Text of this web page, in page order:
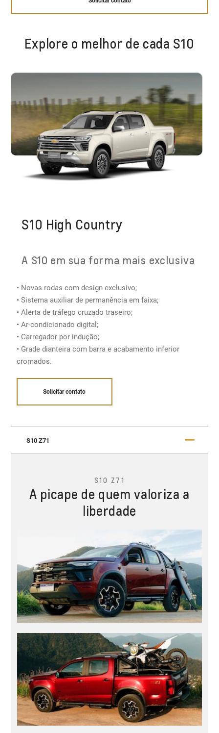
Explore o melhor de cada S10
S10 High Country
A S10 em sua forma mais exclusiva
• Novas rodas com design exclusivo;
• Sistema auxiliar de permanência em faixa;
• Alerta de tráfego cruzado traseiro;
• Ar-condicionado digital​;
• Carregador por indução;
• Grade dianteira com barra e acabamento inferior
cromados.
Solicitar contato
S10 Z71
S10 Z71
A picape de quem valoriza a
liberdade